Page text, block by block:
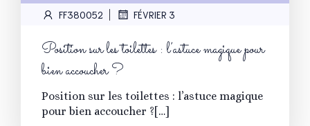
FF380052 | FÉVRIER 3
Position sur les toilettes : l’astuce magique pour
bien accoucher ?
Position sur les toilettes : l’astuce magique
pour bien accoucher ?[…]